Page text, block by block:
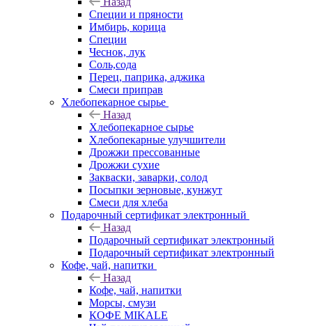
Специи и пряности
Имбирь, корица
Специи
Чеснок, лук
Соль,сода
Перец, паприка, аджика
Смеси приправ
Хлебопекарное сырье
Назад
Хлебопекарное сырье
Хлебопекарные улучшители
Дрожжи прессованные
Дрожжи сухие
Закваски, заварки, солод
Посыпки зерновые, кунжут
Смеси для хлеба
Подарочный сертификат электронный
Назад
Подарочный сертификат электронный
Подарочный сертификат электронный
Кофе, чай, напитки
Назад
Кофе, чай, напитки
Морсы, смузи
КОФЕ MIKALE